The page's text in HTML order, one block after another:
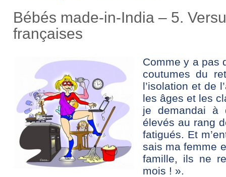
Bébés made-in-India – 5.
françaises
Comme y a pas
coutumes du
l’isolation et de
les âges et les
je demandai à
élevés au rang
fatigués. Et
sais ma femme
famille, ils ne
mois ! ».